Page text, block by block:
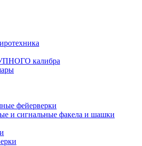
калибра
фейерверки
и сигнальные факела и шашки